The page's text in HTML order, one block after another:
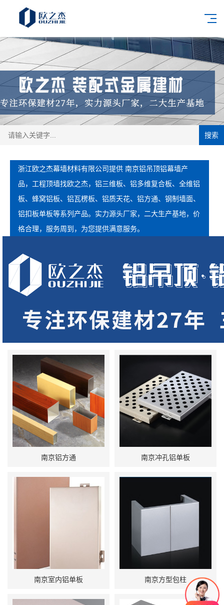
搜索
浙江欧之杰幕墙材料有限公司提供 南京铝吊顶铝幕墙产
品，工程顶墙找欧之杰，铝三维板、铝多维复合板、全维铝
板、蜂窝铝板、铝瓦楞板、铝质天花、铝方通、钢制墙面、
铝扣板单板等系列产品。实力源头厂家，二大生产基地，价
格合理，服务周到，为您提供满意服务。
南京铝方通 南京冲孔铝单板
南京室内铝单板 南京方型包柱